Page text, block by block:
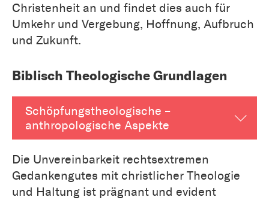
Christenheit an und findet dies auch für
Umkehr und Vergebung, Hoffnung, Aufbruch
und Zukunft.
Biblisch Theologische Grundlagen
Schöpfungstheologische –
anthropologische Aspekte
Die Unvereinbarkeit rechtsextremen
Gedankengutes mit christlicher Theologie
und Haltung ist prägnant und evident